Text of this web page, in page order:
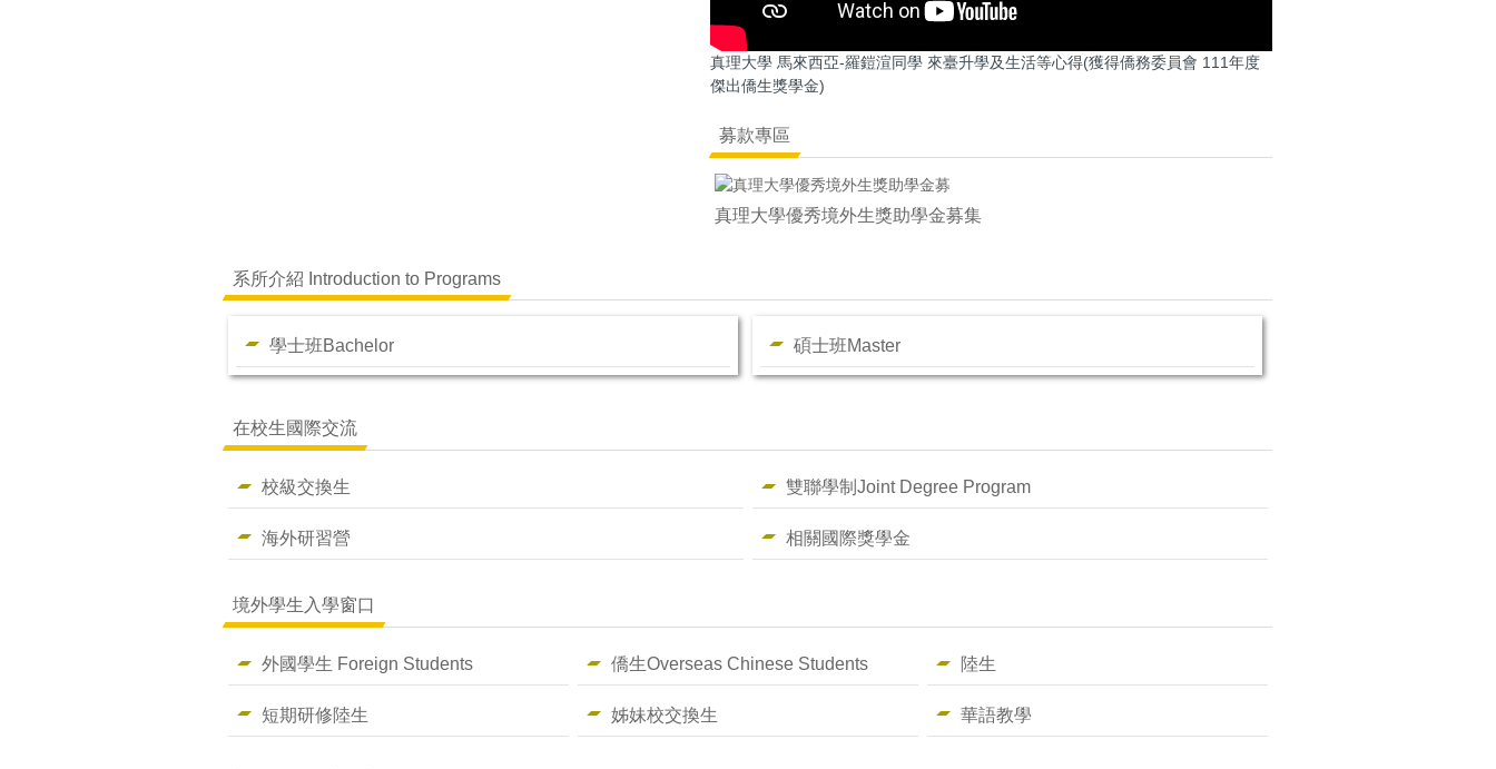
真理大學 馬來西亞-羅鎧渲同學 來臺升學及生活等心得(獲得僑務委員會 111年度
傑出僑生獎學金)
募款專區
真理大學優秀境外生獎助學金募集
系所介紹 Introduction to Programs
學士班Bachelor 碩士班Master
在校生國際交流
校級交換生 雙聯學制Joint Degree Program
海外研習營 相關國際獎學金
境外學生入學窗口
外國學生 Foreign Students 僑生Overseas Chinese Students 陸生
短期研修陸生 姊妹校交換生 華語教學